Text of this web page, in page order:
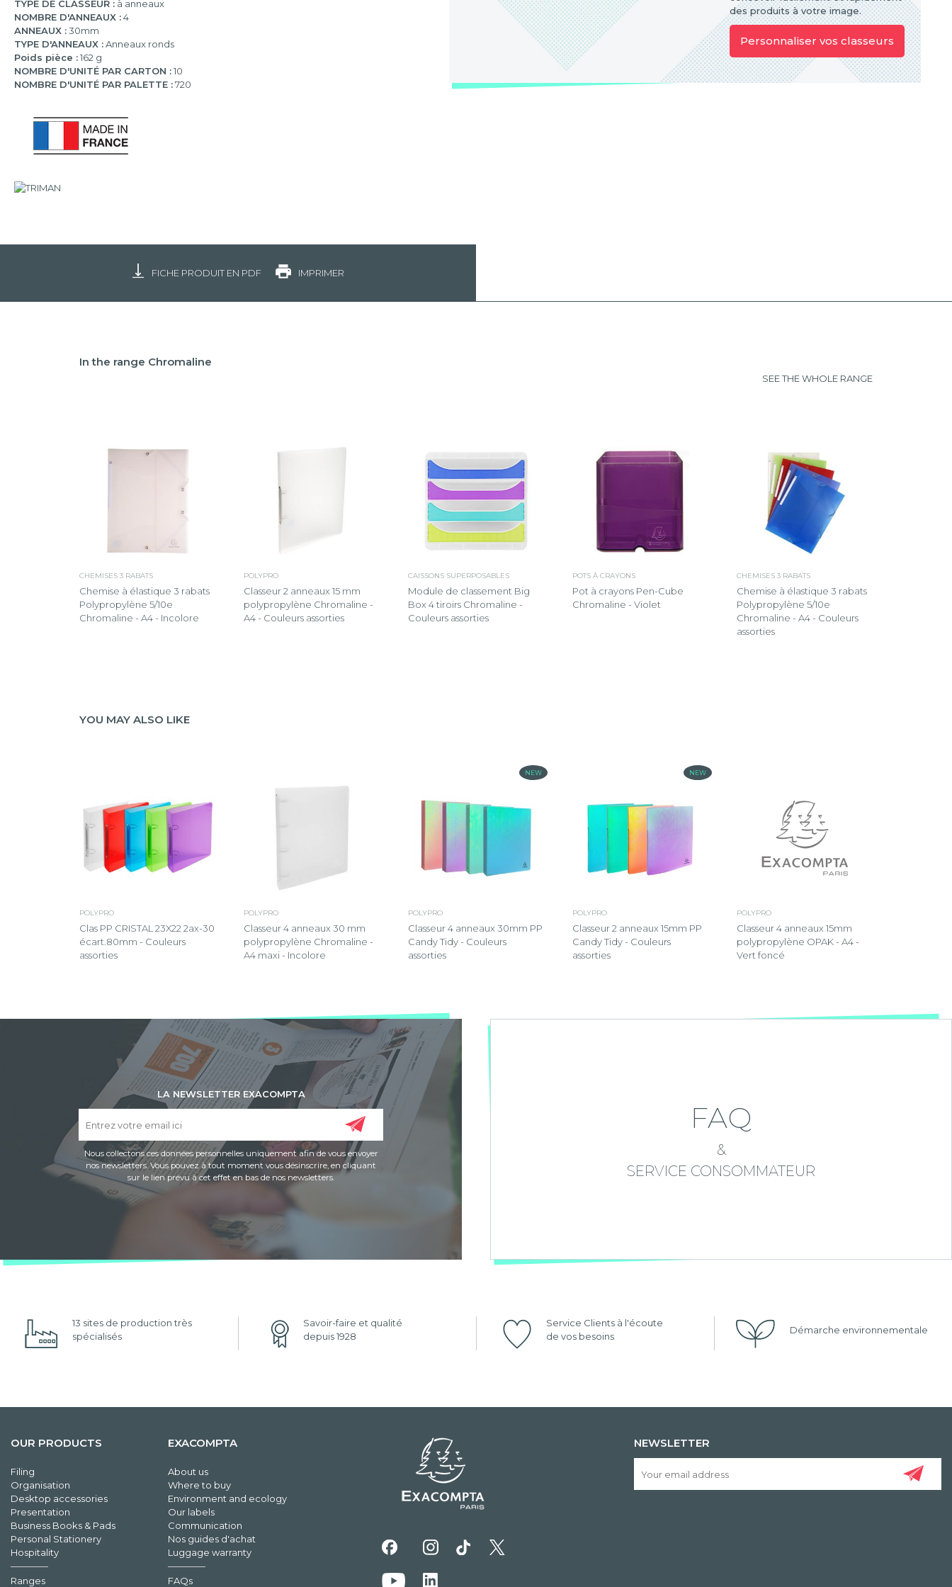
TYPE DE CLASSEUR : à anneaux
NOMBRE D'ANNEAUX :4
ANNEAUX :30mm
TYPE D'ANNEAUX :Anneaux ronds
Poids pièce :162 g
NOMBRE D'UNITÉ PAR CARTON :10
NOMBRE D'UNITÉ PAR PALETTE :720
des produits à votre image.
Personnaliser vos classeurs
FICHE PRODUIT EN PDF IMPRIMER
In the range Chromaline
SEE THE WHOLE RANGE
CHEMISES 3 RABATS
Chemise à élastique 3 rabats
Polypropylène 5/10e
Chromaline - A4 - Incolore
POLYPRO
Classeur 2 anneaux 15 mm
polypropylène Chromaline -
A4 - Couleurs assorties
CAISSONS SUPERPOSABLES
Module de classement Big
Box 4 tiroirs Chromaline -
Couleurs assorties
POTS À CRAYONS
Pot à crayons Pen-Cube
Chromaline - Violet
CHEMISES 3 RABATS
Chemise à élastique 3 rabats
Polypropylène 5/10e
Chromaline - A4 - Couleurs
assorties
YOU MAY ALSO LIKE
POLYPRO
Clas PP CRISTAL 23X22 2ax-30
écart.80mm - Couleurs
assorties
POLYPRO
Classeur 4 anneaux 30 mm
polypropylène Chromaline -
A4 maxi - Incolore
NEW
POLYPRO
Classeur 4 anneaux 30mm PP
Candy Tidy - Couleurs
assorties
NEW
POLYPRO
Classeur 2 anneaux 15mm PP
Candy Tidy - Couleurs
assorties
POLYPRO
Classeur 4 anneaux 15mm
polypropylène OPAK - A4 -
Vert foncé
LA NEWSLETTER EXACOMPTA
Nous collectons ces données personnelles uniquement afin de vous envoyer
nos newsletters. Vous pouvez à tout moment vous désinscrire, en cliquant
sur le lien prévu à cet effet en bas de nos newsletters.
FAQ
&
SERVICE CONSOMMATEUR
13 sites de production très
spécialisés
Savoir-faire et qualité
depuis 1928
Service Clients à l'écoute
de vos besoins
Démarche environnementale
OUR PRODUCTS
Filing
Organisation
Desktop accessories
Presentation
Business Books & Pads
Personal Stationery
Hospitality
Ranges
EXACOMPTA
About us
Where to buy
Environment and ecology
Our labels
Communication
Nos guides d'achat
Luggage warranty
FAQs
NEWSLETTER